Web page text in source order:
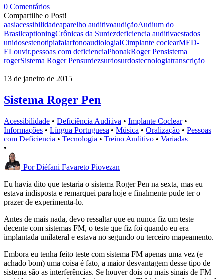
0 Comentários
Compartilhe o Post!
aasiacessibilidadeaparelho auditivoaudiçãoAudium do
BrasilcaptioningCrônicas da Surdezdeficiencia auditivaestados
unidosestenotipiafalarfonoaudiologiaICimplante coclearMED-
ELouvir.pessoas com deficienciaPhonakRoger Pensistema
rogerSistema Roger Pensurdezsurdosurdostecnologiatranscrição
13 de janeiro de 2015
Sistema Roger Pen
Acessibilidade • Deficiência Auditiva • Implante Coclear •
Informações • Língua Portuguesa • Música • Oralização • Pessoas
com Deficiencia • Tecnologia • Treino Auditivo • Variadas
•
Por Diéfani Favareto Piovezan
Eu havia dito que testaria o sistema Roger Pen na sexta, mas eu
estava indisposta e remarquei para hoje e finalmente pude ter o
prazer de experimenta-lo.
Antes de mais nada, devo ressaltar que eu nunca fiz um teste
decente com sistemas FM, o teste que fiz foi quando eu era
implantada unilateral e estava no segundo ou terceiro mapeamento.
Embora eu tenha feito teste com sistema FM apenas uma vez (e
achado bom) uma coisa é fato, a maior desvantagem desse tipo de
sistema são as interferências. Se houver dois ou mais sinais de FM